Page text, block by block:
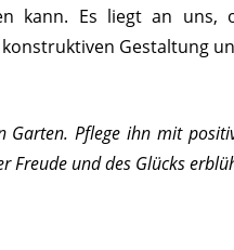
kann. Es liegt an uns,
Gestaltung
Garten. Pflege ihn mit
Freude und des Glücks